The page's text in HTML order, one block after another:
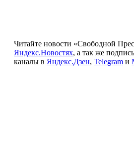
Читайте новости «Свободной
Яндекс.Новостях, а так же
каналы в Яндекс.Дзен, Telegram и